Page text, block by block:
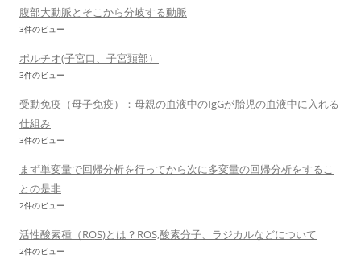
腹部大動脈とそこから分岐する動脈
3件のビュー
ポルチオ(子宮口、子宮頚部）
3件のビュー
受動免疫（母子免疫）：母親の血液中のIgGが胎児の血液中に入れる
仕組み
3件のビュー
まず単変量で回帰分析を行ってから次に多変量の回帰分析をするこ
との是非
2件のビュー
活性酸素種（ROS)とは？ROS,酸素分子、ラジカルなどについて
2件のビュー